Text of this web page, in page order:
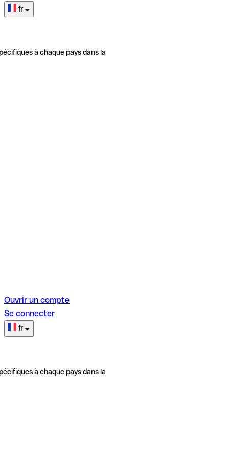
fr
à chaque pays dans la
Ouvrir un compte
Se connecter
fr
à chaque pays dans la